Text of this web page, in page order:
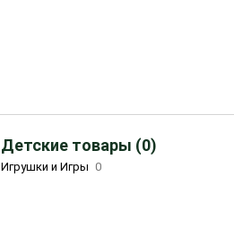
Детские товары (0)
Игрушки и Игры 0